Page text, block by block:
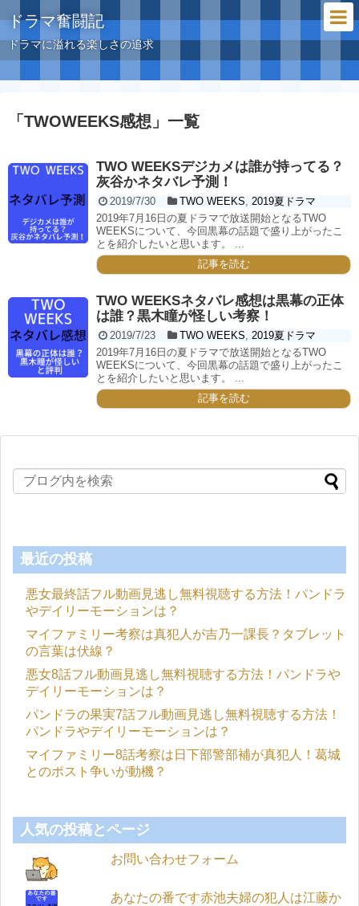
ドラマ奮闘記
ドラマに溢れる楽しさの追求
「 TWOWEEKS感想 」 一覧
TWO WEEKSデジカメは誰が持ってる？
灰谷かネタバレ予測！
2019/7/30 TWO WEEKS
2019夏ドラマ
2019年7月16日の夏ドラマで放送開始となるTWO
WEEKSについて、今回黒幕の話題で盛り上がったこ
とを紹介したいと思います。 ...
記事を読む
TWO WEEKSネタバレ感想は黒幕の正体
は誰？黒木瞳が怪しい考察！
2019/7/23 TWO WEEKS
2019夏ドラマ
2019年7月16日の夏ドラマで放送開始となるTWO
WEEKSについて、今回黒幕の話題で盛り上がったこ
とを紹介したいと思います。 ...
記事を読む
最近の投稿
悪女最終話フル動画見逃し無料視聴する方法！パンドラ
やデイリーモーションは？
マイファミリー考察は真犯人が吉乃一課長？タブレット
の言葉は伏線？
悪女8話フル動画見逃し無料視聴する方法！パンドラや
デイリーモーションは？
パンドラの果実7話フル動画見逃し無料視聴する方法！
パンドラやデイリーモーションは？
マイファミリー8話考察は日下部警部補が真犯人！葛城
とのポスト争いが動機？
人気の投稿とページ
お問い合わせフォーム
あなたの番です赤池夫婦の犯人は江藤か